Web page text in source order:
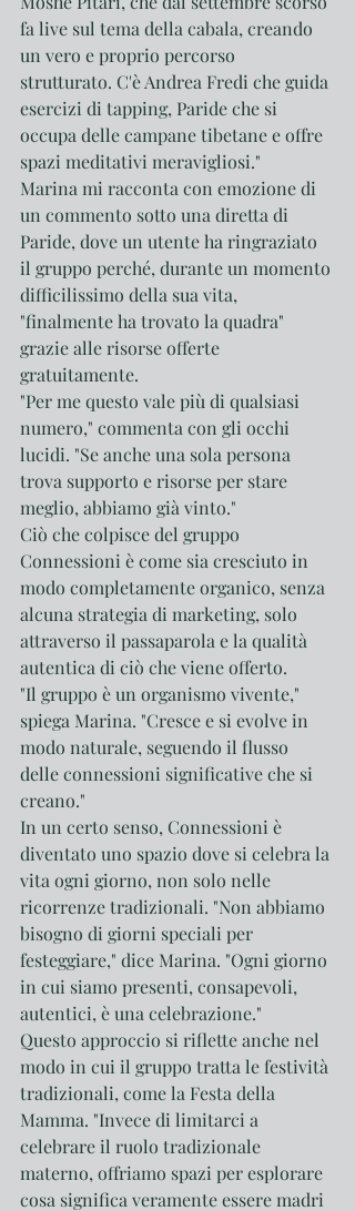
fa live sul tema della cabala, creando
un vero e proprio percorso
strutturato. C'è Andrea Fredi che guida
esercizi di tapping, Paride che si
occupa delle campane tibetane e offre
spazi meditativi meravigliosi."
Marina mi racconta con emozione di
un commento sotto una diretta di
Paride, dove un utente ha ringraziato
il gruppo perché, durante un momento
difficilissimo della sua vita,
"finalmente ha trovato la quadra"
grazie alle risorse offerte
gratuitamente.
"Per me questo vale più di qualsiasi
numero," commenta con gli occhi
lucidi. "Se anche una sola persona
trova supporto e risorse per stare
meglio, abbiamo già vinto."
Ciò che colpisce del gruppo
Connessioni è come sia cresciuto in
modo completamente organico, senza
alcuna strategia di marketing, solo
attraverso il passaparola e la qualità
autentica di ciò che viene offerto.
"Il gruppo è un organismo vivente,"
spiega Marina. "Cresce e si evolve in
modo naturale, seguendo il flusso
delle connessioni significative che si
creano."
In un certo senso, Connessioni è
diventato uno spazio dove si celebra la
vita ogni giorno, non solo nelle
ricorrenze tradizionali. "Non abbiamo
bisogno di giorni speciali per
festeggiare," dice Marina. "Ogni giorno
in cui siamo presenti, consapevoli,
autentici, è una celebrazione."
Questo approccio si riflette anche nel
modo in cui il gruppo tratta le festività
tradizionali, come la Festa della
Mamma. "Invece di limitarci a
celebrare il ruolo tradizionale
materno, offriamo spazi per esplorare
cosa significa veramente essere madri